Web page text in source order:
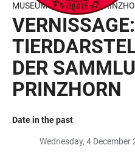
MUSEUM SAMMLUNG
DER
PRINZHORN
Date in the past
Wednesday, 4 December